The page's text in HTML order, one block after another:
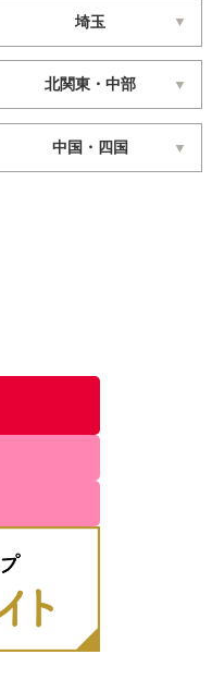
埼玉
北関東・中部
中国・四国